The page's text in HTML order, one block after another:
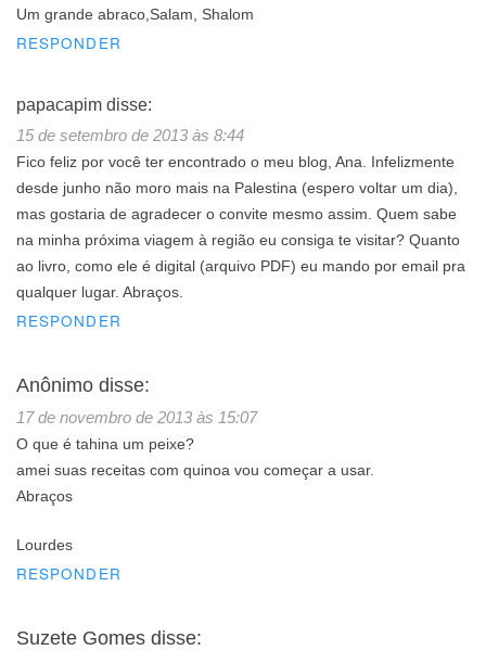
Um grande abraco,Salam, Shalom
RESPONDER
papacapim disse:
15 de setembro de 2013 às 8:44
Fico feliz por você ter encontrado o meu blog, Ana. Infelizmente
desde junho não moro mais na Palestina (espero voltar um dia),
mas gostaria de agradecer o convite mesmo assim. Quem sabe
na minha próxima viagem à região eu consiga te visitar? Quanto
ao livro, como ele é digital (arquivo PDF) eu mando por email pra
qualquer lugar. Abraços.
RESPONDER
Anônimo disse:
17 de novembro de 2013 às 15:07
O que é tahina um peixe?
amei suas receitas com quinoa vou começar a usar.
Abraços
Lourdes
RESPONDER
Suzete Gomes disse: